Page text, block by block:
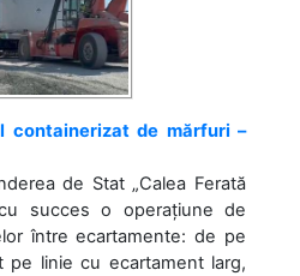
containerizat de mărfuri –
de Stat „Calea Ferată
succes o operațiune de
între ecartamente: de pe
pe linie cu ecartament larg,